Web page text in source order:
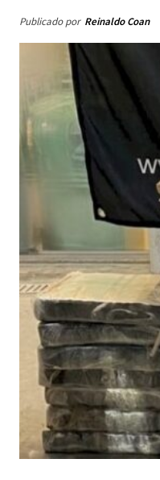
Publicado por Reinaldo Coan